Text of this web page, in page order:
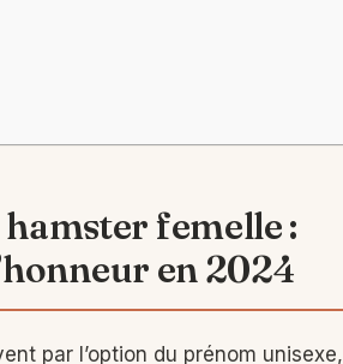
femelle :
en 2024
par l’option du prénom unisexe,